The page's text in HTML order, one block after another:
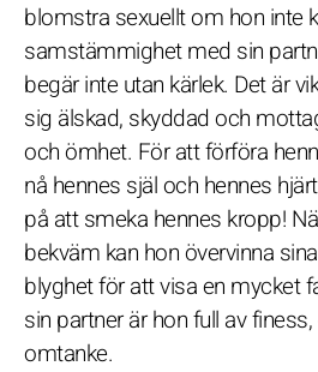
blomstra sexuellt om hon inte
samstämmighet med sin
begär inte utan kärlek. Det är
sig älskad, skyddad och
och ömhet. För att förföra
nå hennes själ och hennes
på att smeka hennes kropp!
bekväm kan hon övervinna
blyghet för att visa en mycket
sin partner är hon full av
omtanke.